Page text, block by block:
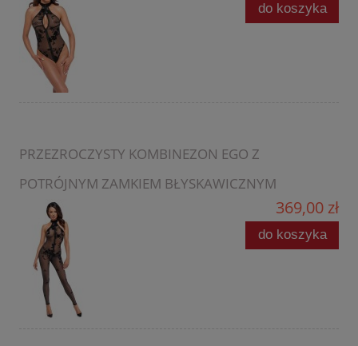
do koszyka
PRZEZROCZYSTY KOMBINEZON EGO Z
POTRÓJNYM ZAMKIEM BŁYSKAWICZNYM
369,00 zł
do koszyka